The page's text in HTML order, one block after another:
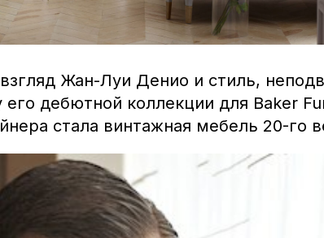
Жан-Луи Денио и стиль,
дебютной коллекции для Baker
стала винтажная мебель 20-го